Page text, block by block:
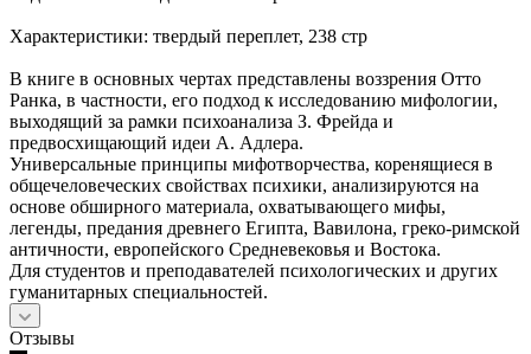
Характеристики: твердый переплет, 238 стр
В книге в основных чертах представлены воззрения Отто
Ранка, в частности, его подход к исследованию мифологии,
выходящий за рамки психоанализа З. Фрейда и
предвосхищающий идеи А. Адлера.
Универсальные принципы мифотворчества, коренящиеся в
общечеловеческих свойствах психики, анализируются на
основе обширного материала, охватывающего мифы,
легенды, предания древнего Египта, Вавилона, греко-римской
античности, европейского Средневековья и Востока.
Для студентов и преподавателей психологических и других
гуманитарных специальностей.
Отзывы